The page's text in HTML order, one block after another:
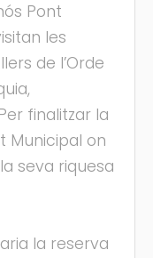
Pont
les
de l’Orde
finalitzar la
Municipal on
seva riquesa
la reserva